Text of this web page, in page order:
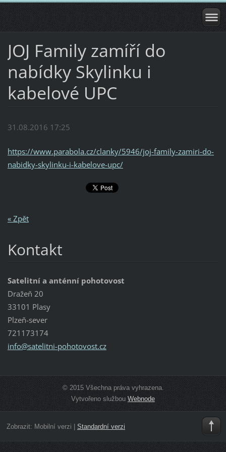
JOJ Family zamíří do
nabídky Skylinku i
kabelové UPC
31.08.2016 17:25
https://www.parabola.cz/clanky/5946/joj-family-zamiri-do-
nabidky-skylinku-i-kabelove-upc/
« Zpět
Kontakt
Satelitní a anténní pohotovost
Dražeň 20
33101 Plasy
Plzeň-sever
721173174
info@satelitni-pohotovost.cz
© 2015 Všechna práva vyhrazena.
Vytvořeno službouWebnode
Zobrazit: Mobilní verzi Standardní verzi